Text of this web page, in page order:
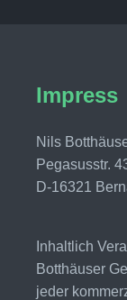
Impress
Nils
Pegasusstr.
D-16321
Inhaltlich
Botthäuser
jeder